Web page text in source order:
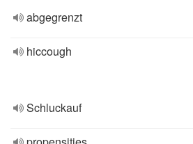
abgegrenzt
hiccough
Schluckauf